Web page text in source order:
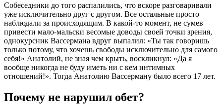
Собеседники до того распалились, что вскоре разговаривали
уже исключительно друг с другом. Все остальные просто
наблюдали за происходящим. В какой-то момент, не сумев
привести мало-мальски весомые доводы своей точки зрения,
однокурсник Вассермана вдруг выпалил: «Ты так говоришь
только потому, что хочешь свободы исключительно для самого
себя!» Анатолий, не зная чем крыть, воскликнул: «Да я
вообще никогда не буду иметь ни с кем интимных
отношений!». Тогда Анатолию Вассерману было всего 17 лет.
Почему не нарушил обет?